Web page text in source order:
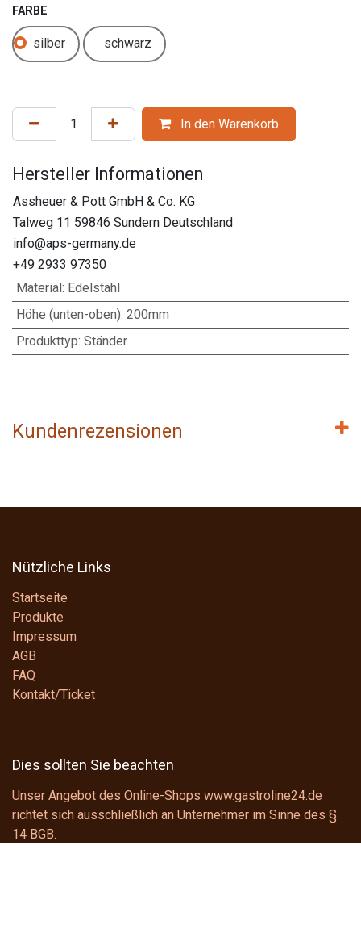
FARBE
silber schwarz
In den Warenkorb
Hersteller Informationen
Assheuer & Pott GmbH & Co. KG
Talweg 11 59846 Sundern Deutschland
info@aps-germany.de
+49 2933 97350
Material: Edelstahl
Höhe (unten-oben): 200mm
Produkttyp: Ständer
Kundenrezensionen
Nützliche Links
Startseite
Produkte
Impressum
AGB
FAQ
Kontakt/Ticket
Dies sollten Sie beachten
Unser Angebot des Online-Shops www.gastroline24.de
richtet sich ausschließlich an Unternehmer im Sinne des §
14 BGB.